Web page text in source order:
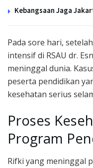
Kebangsaan Jaga
Pada sore hari,
intensif di RSAU dr.
meninggal dunia.
peserta pendidikan
kesehatan serius
Proses
Program
Rifki yang meninggal